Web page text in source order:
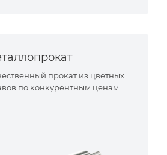
прокат из цветных
по конкурентным ценам.